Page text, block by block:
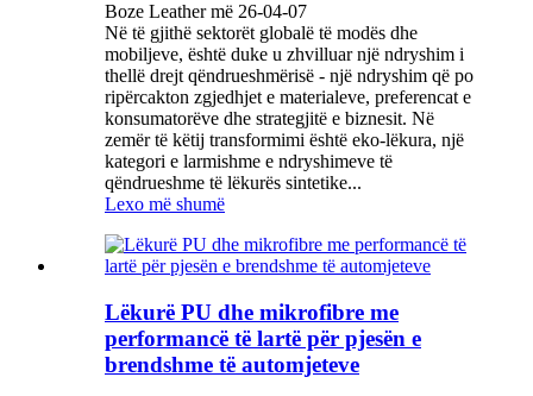
Boze Leather më 26-04-07
Në të gjithë sektorët globalë të modës dhe
mobiljeve, është duke u zhvilluar një ndryshim i
thellë drejt qëndrueshmërisë - një ndryshim që po
ripërcakton zgjedhjet e materialeve, preferencat e
konsumatorëve dhe strategjitë e biznesit. Në
zemër të këtij transformimi është eko-lëkura, një
kategori e larmishme e ndryshimeve të
qëndrueshme të lëkurës sintetike...
Lexo më shumë
Lëkurë PU dhe mikrofibre me
performancë të lartë për pjesën e
brendshme të automjeteve